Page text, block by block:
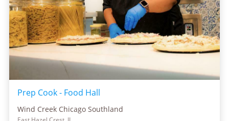
Prep Cook - Food Hall
Wind Creek Chicago Southland